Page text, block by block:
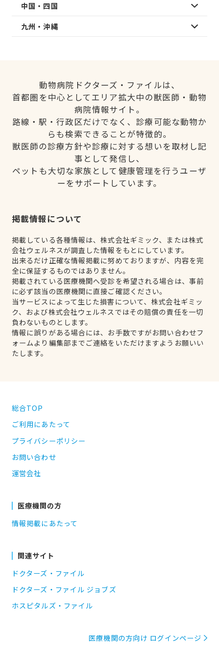
中国・四国
九州・沖縄
動物病院ドクターズ・ファイルは、
首都圏を中心としてエリア拡大中の獣医師・動物
病院情報サイト。
路線・駅・行政区だけでなく、診療可能な動物か
らも検索できることが特徴的。
獣医師の診療方針や診療に対する想いを取材し記
事として発信し、
ペットも大切な家族として健康管理を行うユーザ
ーをサポートしています。
掲載情報について
掲載している各種情報は、株式会社ギミック、または株式
会社ウェルネスが調査した情報をもとにしています。
出来るだけ正確な情報掲載に努めておりますが、内容を完
全に保証するものではありません。
掲載されている医療機関へ受診を希望される場合は、事前
に必ず該当の医療機関に直接ご確認ください。
当サービスによって生じた損害について、株式会社ギミッ
ク、および株式会社ウェルネスではその賠償の責任を一切
負わないものとします。
情報に誤りがある場合には、お手数ですがお問い合わせフ
ォームより編集部までご連絡をいただけますようお願いい
たします。
総合TOP
ご利用にあたって
プライバシーポリシー
お問い合わせ
運営会社
医療機関の方
情報掲載にあたって
関連サイト
ドクターズ・ファイル
ドクターズ・ファイル ジョブズ
ホスピタルズ・ファイル
医療機関の方向け ログインページ